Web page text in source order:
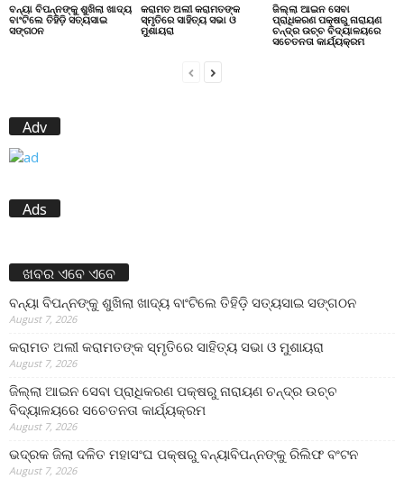
ବନ୍ୟା ବିପନ୍ନଙ୍କୁ ଶୁଖିଲା ଖାଦ୍ୟ
ବାଂଟିଲେ ତିହିଡି଼ ସତ୍ୟସାଇ
ସଙ୍ଗଠନ
କରାମତ ଅଲୀ କରାମତଙ୍କ
ସ୍ମୃତିରେ ସାହିତ୍ୟ ସଭା ଓ
ମୁଶାୟରା
ଜିଲ୍ଲା ଆଇନ ସେବା
ପ୍ରାଧିକରଣ ପକ୍ଷରୁ ନାରାୟଣ
ଚନ୍ଦ୍ର ଉଚ୍ଚ ବିଦ୍ୟାଳୟରେ
ସଚେତନତା କାର୍ଯ୍ୟକ୍ରମ
Adv
Ads
ଖବର ଏବେ ଏବେ
ବନ୍ୟା ବିପନ୍ନଙ୍କୁ ଶୁଖିଲା ଖାଦ୍ୟ ବାଂଟିଲେ ତିହିଡି଼ ସତ୍ୟସାଇ ସଙ୍ଗଠନ
August 7, 2026
କରାମତ ଅଲୀ କରାମତଙ୍କ ସ୍ମୃତିରେ ସାହିତ୍ୟ ସଭା ଓ ମୁଶାୟରା
August 7, 2026
ଜିଲ୍ଲା ଆଇନ ସେବା ପ୍ରାଧିକରଣ ପକ୍ଷରୁ ନାରାୟଣ ଚନ୍ଦ୍ର ଉଚ୍ଚ
ବିଦ୍ୟାଳୟରେ ସଚେତନତା କାର୍ଯ୍ୟକ୍ରମ
August 7, 2026
ଭଦ୍ରକ ଜିଲା ଦଳିତ ମହାସଂଘ ପକ୍ଷରୁ ବନ୍ୟାବିପନ୍ନଙ୍କୁ ରିଲିଫ ବଂଟନ
August 7, 2026